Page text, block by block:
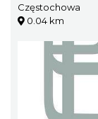
Częstochowa
0.04 km